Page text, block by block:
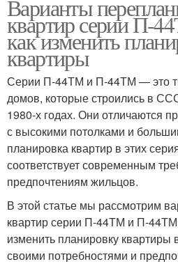
Варианты
квартир серии П-
как изменить
квартиры
Серии П-44ТМ и П-44ТМ — это
домов, которые строились в
1980-х годах. Они отличаются
с высокими потолками и
планировка квартир в этих
соответствует современным
предпочтениям жильцов.
В этой статье мы рассмотрим
квартир серии П-44ТМ и П-
изменить планировку квартиры
своими потребностями и